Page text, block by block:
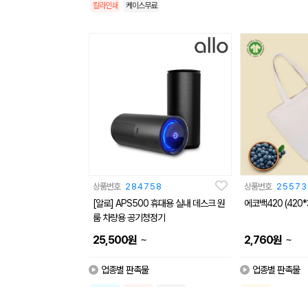
칼라인쇄 케이스무료
상품번호 284758
[알로] APS500 휴대용 실내 데스크 원
룸 차량용 공기청정기
25,500원 ~
업종별 판촉물
상품번호
에코백420
2,760원 ~
업종별 판촉물